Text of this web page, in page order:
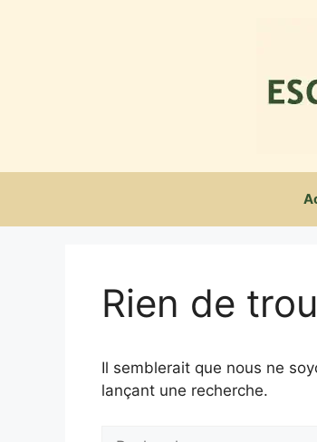
Rien de
Il semblerait que nous ne
lançant une recherche.